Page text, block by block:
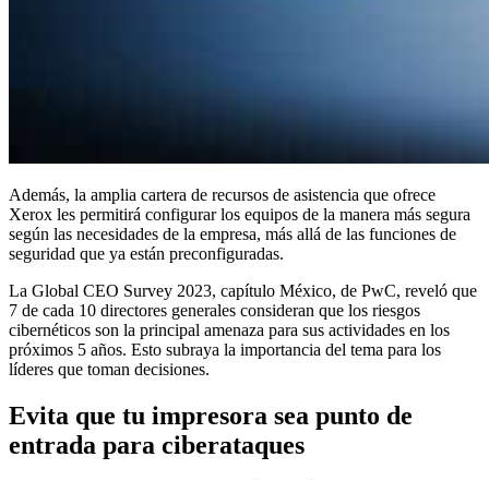
Además, la amplia cartera de recursos de asistencia que ofrece
Xerox les permitirá configurar los equipos de la manera más segura
según las necesidades de la empresa, más allá de las funciones de
seguridad que ya están preconfiguradas.
La Global CEO Survey 2023, capítulo México, de PwC, reveló que
7 de cada 10 directores generales consideran que los riesgos
cibernéticos son la principal amenaza para sus actividades en los
próximos 5 años. Esto subraya la importancia del tema para los
líderes que toman decisiones.
Evita que tu impresora sea punto de
entrada para ciberataques